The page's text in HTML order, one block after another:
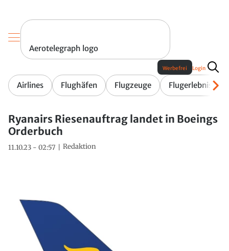
Aerotelegraph logo
Airlines Flughäfen Flugzeuge Flugerlebnis
Werbefrei Login
Ryanairs Riesenauftrag landet in Boeings
Orderbuch
11.10.23 - 02:57 Redaktion